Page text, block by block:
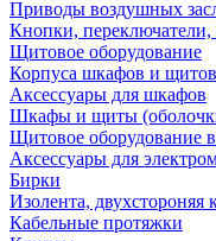
Приводы воздушных
Кнопки, переключатели,
Щитовое оборудование
Корпуса шкафов и щитов
Аксессуары для шкафов
Шкафы и щиты
Щитовое оборудование
Аксессуары для
Бирки
Изолента, двухстороняя
Кабельные протяжки